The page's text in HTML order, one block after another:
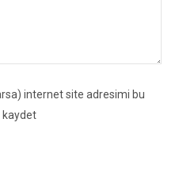
internet site adresimi bu
kaydet